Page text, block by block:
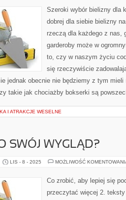
Szeroki wybór bielizny dla
dobrej dla siebie bielizny
rzeczą dla każdego z nas,
garderoby może w
to, czy w naszym życiu
się rzeczywiście
jednak obecnie nie będziemy z tym
takie jak chociażby bokserki są
I ATRAKCJE WESELNE
SWÓJ WYGLĄD?
LIS - 8 - 2025 MOŻLIWOŚĆ
Co zrobić, aby lepiej się
przeczytać więcej 2.